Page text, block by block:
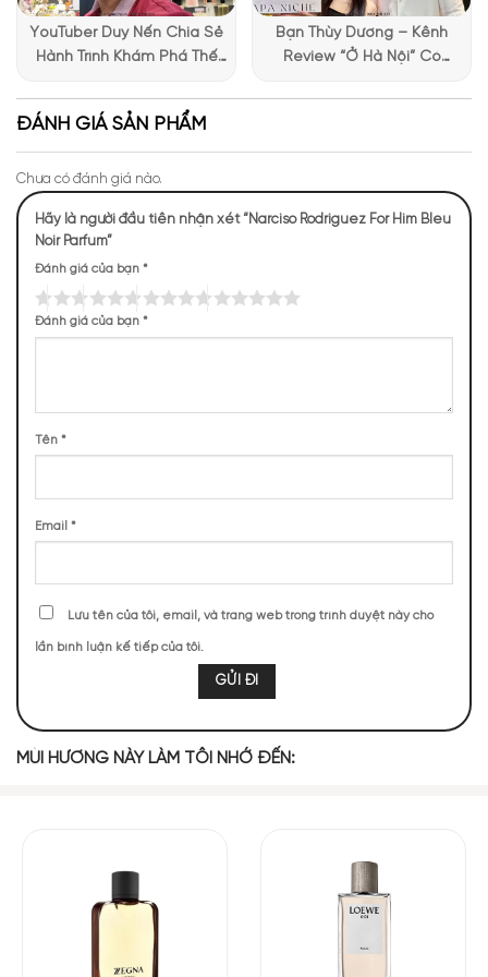
NHỮNG NOTE HƯƠNG THEO CẢM NHẬN
104 (5,71%) 99 (5,43%)
Diên Vĩ
YouTuber Duy Nến Chia Sẻ
Hành Trình Khám Phá Thế
Bạn Thùy Dương – Kênh
Review “Ở Hà Nội” Có
ĐÁNH GIÁ SẢN PHẨM
Chưa có đánh giá nào.
Hãy là người đầu tiên nhận xét “Narciso Rodriguez For Him Bleu
Noir Parfum”
Đánh giá của bạn *
Đánh giá của bạn *
Tên *
Email *
Lưu tên của tôi, email, và trang web trong trình duyệt này cho
lần bình luận kế tiếp của tôi.
MÙI HƯƠNG NÀY LÀM TÔI NHỚ ĐẾN: